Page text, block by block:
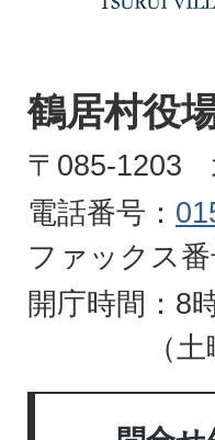
VILLAGE
HOKKAIDO
鶴居村役
〒085-1203
電話番号：
ファックス番
開庁時間：8
（